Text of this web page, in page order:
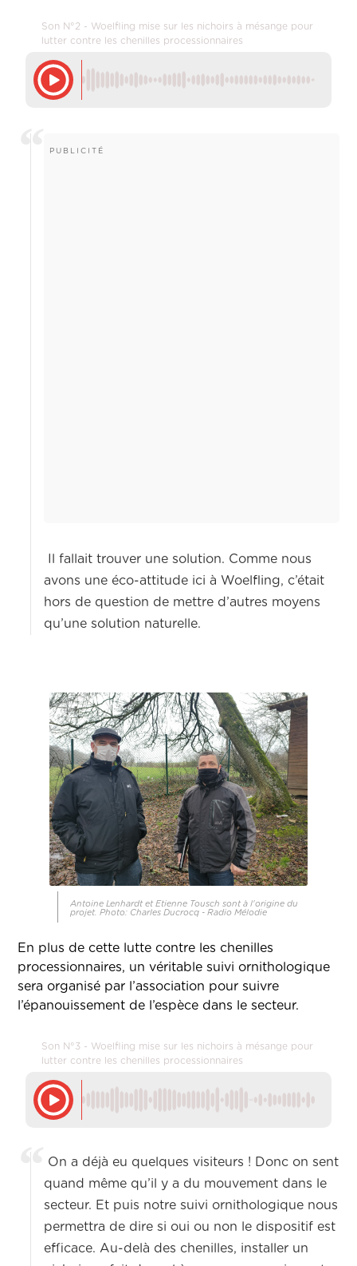
Son N°2 - Woelfling mise sur les nichoirs à mésange pour
lutter contre les chenilles processionnaires
Il fallait trouver une solution. Comme nous
avons une éco-attitude ici à Woelfling, c’était
hors de question de mettre d’autres moyens
qu’une solution naturelle.
Antoine Lenhardt et Etienne Tousch sont à l'origine du
projet. Photo: Charles Ducrocq - Radio Mélodie
En plus de cette lutte contre les chenilles
processionnaires, un véritable suivi ornithologique
sera organisé par l’association pour suivre
l’épanouissement de l’espèce dans le secteur.
Son N°3 - Woelfling mise sur les nichoirs à mésange pour
lutter contre les chenilles processionnaires
On a déjà eu quelques visiteurs ! Donc on sent
quand même qu’il y a du mouvement dans le
secteur. Et puis notre suivi ornithologique nous
permettra de dire si oui ou non le dispositif est
efficace. Au-delà des chenilles, installer un